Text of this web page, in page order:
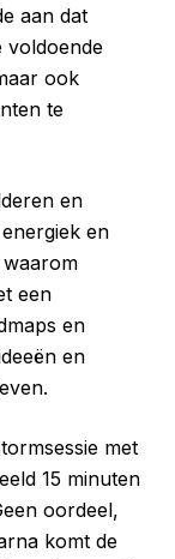
aan dat
voldoende
ook
te
en
en
waarom
een
en
en
met
15 minuten
oordeel,
komt de